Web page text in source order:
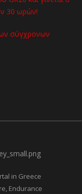
in Greece
Endurance